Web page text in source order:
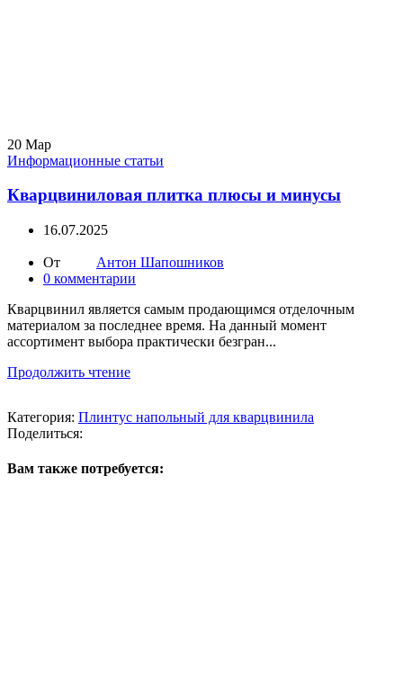
20 Мар
Информационные статьи
Кварцвиниловая плитка плюсы и минусы
16.07.2025
От
Антон Шапошников
0 комментарии
Кварцвинил является самым продающимся отделочным
материалом за последнее время. На данный момент
ассортимент выбора практически безгран...
Продолжить чтение
Категория: Плинтус напольный для кварцвинила
Поделиться:
Вам также потребуется: